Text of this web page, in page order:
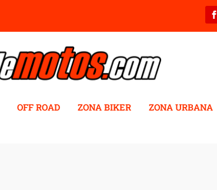
OFF ROAD ZONA BIKER ZONA URBANA